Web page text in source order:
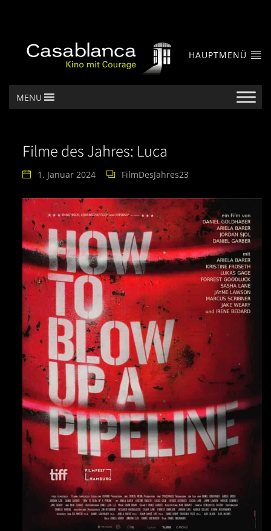
HAUPTMENÜ
MENU
Filme des Jahres: Luca
1. Januar 2024 FilmDesJahres23